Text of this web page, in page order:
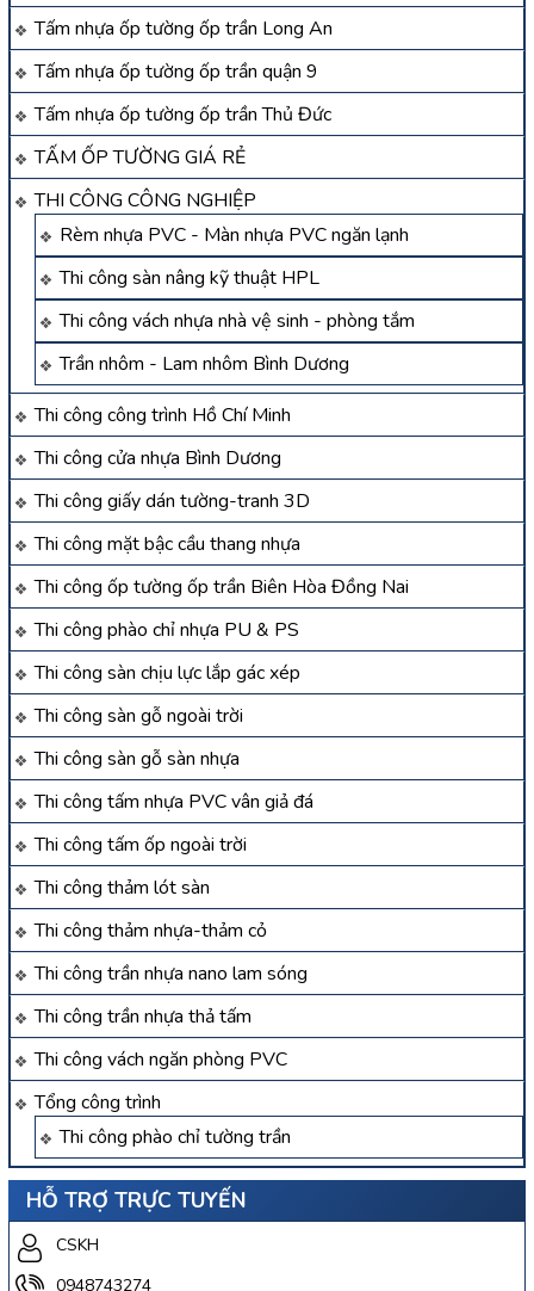
Tấm nhựa ốp tường ốp trần Long An
Tấm nhựa ốp tường ốp trần quận 9
Tấm nhựa ốp tường ốp trần Thủ Đức
TẤM ỐP TƯỜNG GIÁ RẺ
THI CÔNG CÔNG NGHIỆP
Rèm nhựa PVC - Màn nhựa PVC ngăn lạnh
Thi công sàn nâng kỹ thuật HPL
Thi công vách nhựa nhà vệ sinh - phòng tắm
Trần nhôm - Lam nhôm Bình Dương
Thi công công trình Hồ Chí Minh
Thi công cửa nhựa Bình Dương
Thi công giấy dán tường-tranh 3D
Thi công mặt bậc cầu thang nhựa
Thi công ốp tường ốp trần Biên Hòa Đồng Nai
Thi công phào chỉ nhựa PU & PS
Thi công sàn chịu lực lắp gác xép
Thi công sàn gỗ ngoài trời
Thi công sàn gỗ sàn nhựa
Thi công tấm nhựa PVC vân giả đá
Thi công tấm ốp ngoài trời
Thi công thảm lót sàn
Thi công thảm nhựa-thảm cỏ
Thi công trần nhựa nano lam sóng
Thi công trần nhựa thả tấm
Thi công vách ngăn phòng PVC
Tổng công trình
Thi công phào chỉ tường trần
HỖ TRỢ TRỰC TUYẾN
CSKH
0948743274